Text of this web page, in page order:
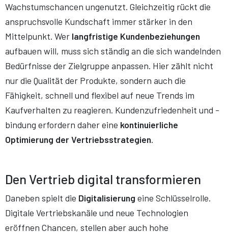
Wachstumschancen ungenutzt. Gleichzeitig rückt die
anspruchsvolle Kundschaft immer stärker in den
Mittelpunkt. Wer langfristige Kundenbeziehungen
aufbauen will, muss sich ständig an die sich wandelnden
Bedürfnisse der Zielgruppe anpassen. Hier zählt nicht
nur die Qualität der Produkte, sondern auch die
Fähigkeit, schnell und flexibel auf neue Trends im
Kaufverhalten zu reagieren. Kundenzufriedenheit und -
bindung erfordern daher eine kontinuierliche
Optimierung der Vertriebsstrategien.
Den Vertrieb digital transformieren
Daneben spielt die Digitalisierung eine Schlüsselrolle.
Digitale Vertriebskanäle und neue Technologien
eröffnen Chancen, stellen aber auch hohe